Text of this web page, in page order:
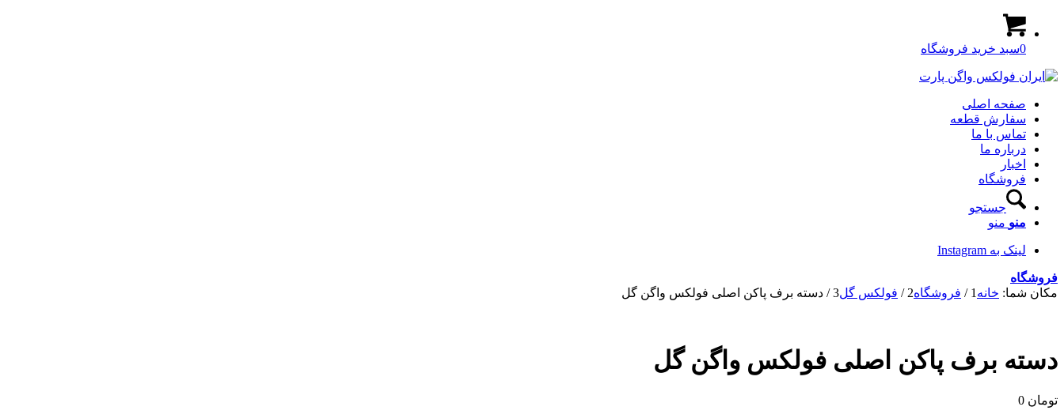
0سبد خرید فروشگاه
صفحه اصلی
سفارش قطعه
تماس با ما
درباره ما
اخبار
فروشگاه
جستجو
منو منو
لینک به Instagram
فروشگاه
مکان شما: خانه 1
/ فروشگاه2
/ فولکس گل3
/ دسته برف پاکن اصلی فولکس واگن گل
دسته برف پاکن اصلی فولکس واگن گل
تومان